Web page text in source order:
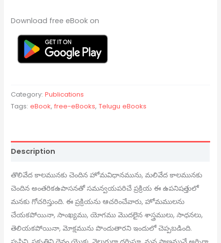
Download free eBook on
Category:Publications
Tags:eBook,free-eBooks,Telugu eBooks
Description
తొలివేద కాలమునకు చెందిన హోమవిధానమును, మలివేద కాలమునకు
చెందిన అంతరికఉపాసనతో సమన్వయపరిచే ప్రక్రియ ఈ ఉపనిషత్తులో
మనకు గోచరిస్తుంది. ఈ ప్రక్రియను ఆచరించేవారు, హోమములను
చేయకపోయినా, సాంఖ్యము, యోగము మొదలైన శాస్త్రములు, సాధనలు,
తెలియకపోయినా, మోక్షమును పొందుతారని ఇందులో చెప్పబడింది.